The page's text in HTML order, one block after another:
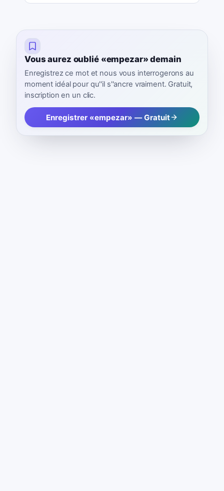
Vous aurez oublié «empezar» demain
Enregistrez ce mot et nous vous interrogerons au
moment idéal pour qu''il s''ancre vraiment. Gratuit,
inscription en un clic.
Enregistrer «empezar» — Gratuit